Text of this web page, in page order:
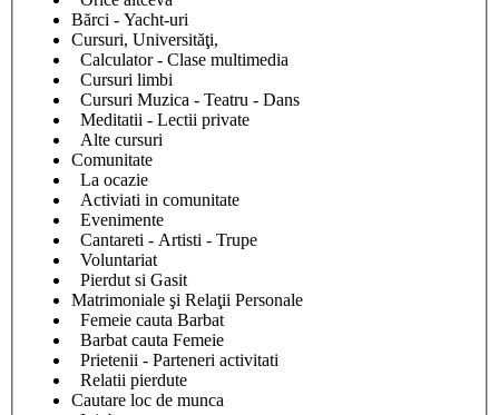
Bărci - Yacht-uri
Cursuri, Universităţi,
Calculator - Clase multimedia
Cursuri limbi
Cursuri Muzica - Teatru - Dans
Meditatii - Lectii private
Alte cursuri
Comunitate
La ocazie
Activiati in comunitate
Evenimente
Cantareti - Artisti - Trupe
Voluntariat
Pierdut si Gasit
Matrimoniale şi Relaţii Personale
Femeie cauta Barbat
Barbat cauta Femeie
Prietenii - Parteneri activitati
Relatii pierdute
Cautare loc de munca